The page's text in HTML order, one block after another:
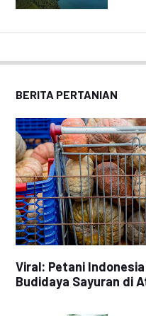
BERITA PERTANIAN
Viral: Petani
Budidaya Sayuran di